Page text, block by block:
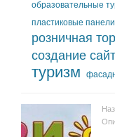
образовательные
пластиковые панели
розничная
создание
туризм